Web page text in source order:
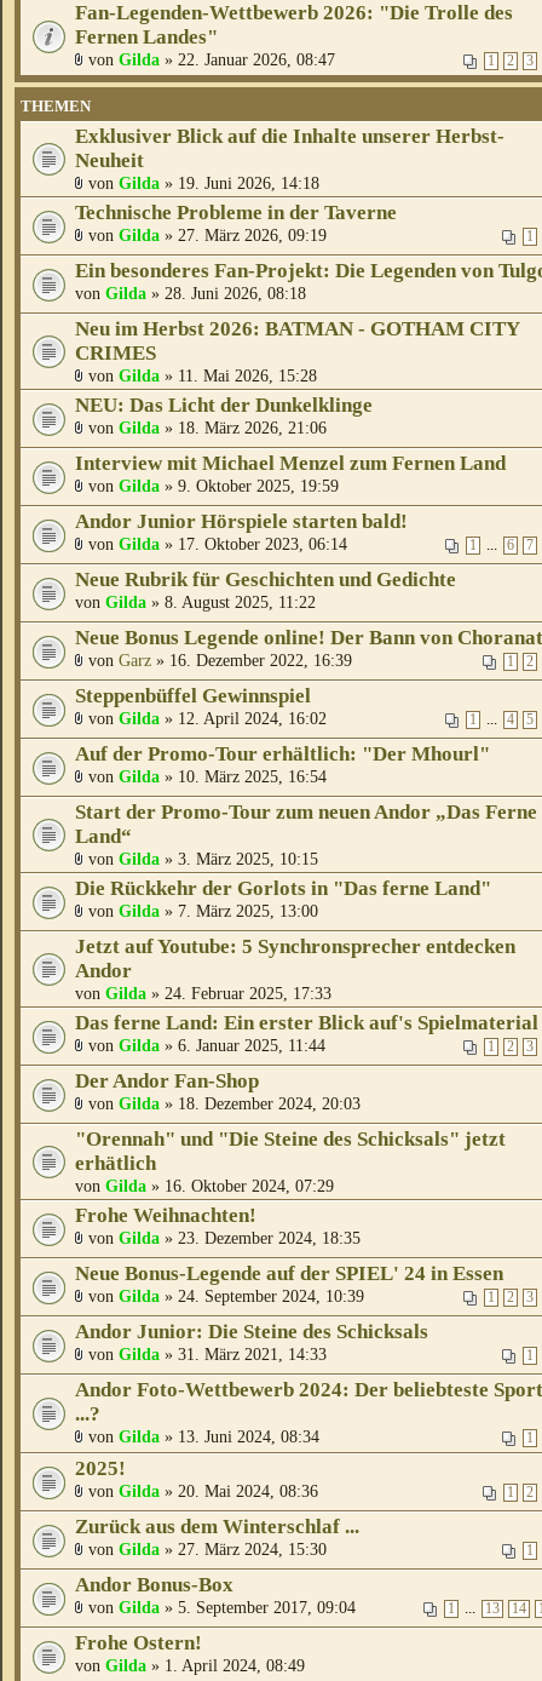
Fan-Legenden-Wettbewerb 2026: "Die Trolle des
Fernen Landes"
1 2 3
von Gilda » 22. Januar 2026, 08:47
THEMEN
Exklusiver Blick auf die Inhalte unserer Herbst-
Neuheit
von Gilda » 19. Juni 2026, 14:18
Technische Probleme in der Taverne
1
von Gilda » 27. März 2026, 09:19
Ein besonderes Fan-Projekt: Die Legenden von
von Gilda » 28. Juni 2026, 08:18
Neu im Herbst 2026: BATMAN - GOTHAM CITY
CRIMES
von Gilda » 11. Mai 2026, 15:28
NEU: Das Licht der Dunkelklinge
von Gilda » 18. März 2026, 21:06
Interview mit Michael Menzel zum Fernen Land
von Gilda » 9. Oktober 2025, 19:59
Andor Junior Hörspiele starten bald!
1 ... 6 7
von Gilda » 17. Oktober 2023, 06:14
Neue Rubrik für Geschichten und Gedichte
von Gilda » 8. August 2025, 11:22
Neue Bonus Legende online! Der Bann von Choranat
1 2
von Garz » 16. Dezember 2022, 16:39
Steppenbüffel Gewinnspiel
1 ... 4 5
von Gilda » 12. April 2024, 16:02
Auf der Promo-Tour erhältlich: "Der Mhourl"
von Gilda » 10. März 2025, 16:54
Start der Promo-Tour zum neuen Andor „Das Ferne
Land“
von Gilda » 3. März 2025, 10:15
Die Rückkehr der Gorlots in "Das ferne Land"
von Gilda » 7. März 2025, 13:00
Jetzt auf Youtube: 5 Synchronsprecher entdecken
Andor
von Gilda » 24. Februar 2025, 17:33
Das ferne Land: Ein erster Blick auf's Spielmaterial
1 2 3
von Gilda » 6. Januar 2025, 11:44
Der Andor Fan-Shop
von Gilda » 18. Dezember 2024, 20:03
"Orennah" und "Die Steine des Schicksals" jetzt
erhätlich
von Gilda » 16. Oktober 2024, 07:29
Frohe Weihnachten!
von Gilda » 23. Dezember 2024, 18:35
Neue Bonus-Legende auf der SPIEL' 24 in Essen
1 2 3
von Gilda » 24. September 2024, 10:39
Andor Junior: Die Steine des Schicksals
1
von Gilda » 31. März 2021, 14:33
Andor Foto-Wettbewerb 2024: Der beliebteste Sport
...?
1
von Gilda » 13. Juni 2024, 08:34
2025!
1 2
von Gilda » 20. Mai 2024, 08:36
Zurück aus dem Winterschlaf ...
1
von Gilda » 27. März 2024, 15:30
Andor Bonus-Box
1 ... 13 14
von Gilda » 5. September 2017, 09:04
Frohe Ostern!
von Gilda » 1. April 2024, 08:49